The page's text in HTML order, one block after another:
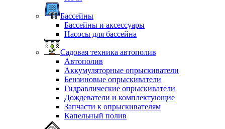
Бассейны
Бассейны и аксессуары
Насосы для бассейна
Садовая техника автополив
Автополив
Аккумуляторные опрыскиватели
Бензиновые опрыскиватели
Гидравлические опрыскиватели
Дождеватели и комплектующие
Запчасти к опрыскивателям
Капельный полив